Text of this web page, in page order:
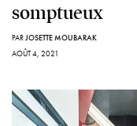
somptueux
PARJOSETTE MOUBARAK
AOÛT 4, 2021